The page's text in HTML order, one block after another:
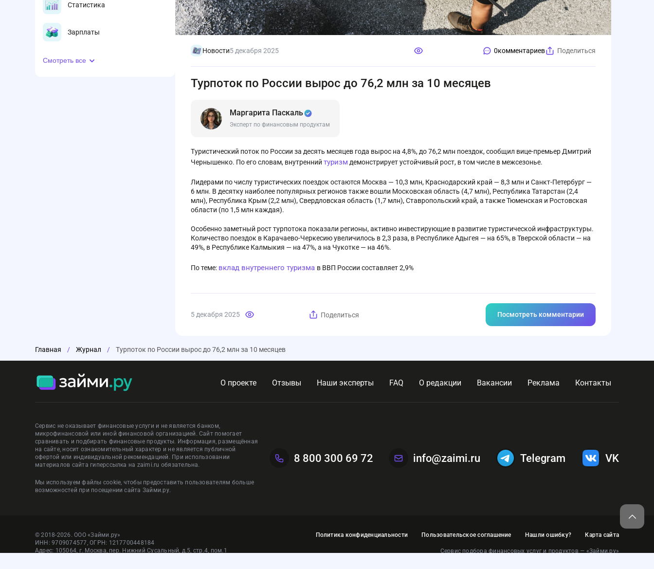
Статистика
Зарплаты
Смотреть все
Новости5 декабря 2025 0комментариев Поделиться
Турпоток по России вырос до 76,2 млн за 10 месяцев
Маргарита Паскаль
Эксперт по финансовым продуктам
Туристический поток по России за десять месяцев года вырос на 4,8%, до 76,2 млн поездок, сообщил вице-премьер Дмитрий
Чернышенко. По его словам, внутренний туризм демонстрирует устойчивый рост, в том числе в межсезонье.
Лидерами по числу туристических поездок остаются Москва — 10,3 млн, Краснодарский край — 8,3 млн и Санкт-Петербург —
6 млн. В десятку наиболее популярных регионов также вошли Московская область (4,7 млн), Республика Татарстан (2,4
млн), Республика Крым (2,2 млн), Свердловская область (1,7 млн), Ставропольский край, а также Тюменская и Ростовская
области (по 1,5 млн каждая).
Особенно заметный рост турпотока показали регионы, активно инвестирующие в развитие туристической инфраструктуры.
Количество поездок в Карачаево-Черкесию увеличилось в 2,3 раза, в Республике Адыгея — на 65%, в Тверской области — на
49%, в Республике Калмыкия — на 47%, а на Чукотке — на 46%.
По теме: вклад внутреннего туризма в ВВП России составляет 2,9%
5 декабря 2025 Поделиться Посмотреть комментарии
Главная / Журнал / Турпоток по России вырос до 76,2 млн за 10 месяцев
О проекте Отзывы Наши эксперты FAQ О редакции Вакансии Реклама Контакты
Сервис не оказывает финансовые услуги и не является банком,
микрофинансовой или иной финансовой организацией. Сайт помогает
сравнивать и подбирать финансовые продукты. Информация, размещённая
на сайте, носит ознакомительный характер и не является публичной
офертой или индивидуальной рекомендацией. При использовании
материалов сайта гиперссылка на zaimi.ru обязательна.
Мы используем файлы cookie, чтобы предоставить пользователям больше
возможностей при посещении сайта Займи.ру.
8 800 300 69 72 info@zaimi.ru Telegram VK
© 2018-2026. ООО «Займи.ру»
ИНН: 9709074577, ОГРН: 1217700448184
Адрес: 105064, г. Москва, пер. Нижний Сусальный, д.5, стр.4, пом.1
Политика конфиденциальности Пользовательское соглашение Нашли ошибку? Карта сайта
Сервис подбора финансовых услуг и продуктов — «Займи.ру»